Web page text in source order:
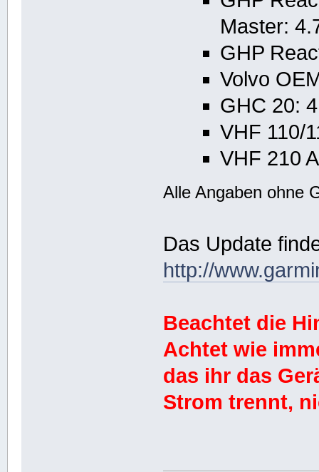
Master:
GHP
Volvo
GHC 20:
VHF 110/
VHF 210
Alle Angaben ohne
Das Update
http://
Beachtet die
Achtet wie
das ihr das
Strom trennt,